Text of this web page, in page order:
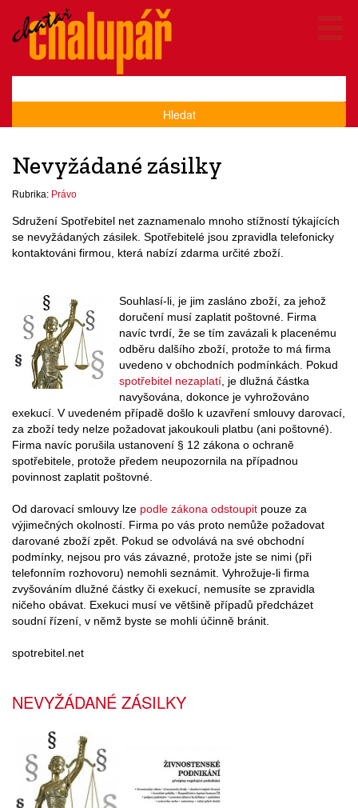
Hledat
Nevyžádané zásilky
Rubrika: Právo
Sdružení Spotřebitel net zaznamenalo mnoho stížností týkajících
se nevyžádaných zásilek. Spotřebitelé jsou zpravidla telefonicky
kontaktováni firmou, která nabízí zdarma určité zboží.
Souhlasí-li, je jim zasláno zboží, za jehož
doručení musí zaplatit poštovné. Firma
navíc tvrdí, že se tím zavázali k placenému
odběru dalšího zboží, protože to má firma
uvedeno v obchodních podmínkách. Pokud
spotřebitel nezaplatí , je dlužná částka
navyšována, dokonce je vyhrožováno
exekucí. V uvedeném případě došlo k uzavření smlouvy darovací,
za zboží tedy nelze požadovat jakoukouli platbu (ani poštovné).
Firma navíc porušila ustanovení § 12 zákona o ochraně
spotřebitele, protože předem neupozornila na případnou
povinnost zaplatit poštovné.
Od darovací smlouvy lze podle zákona odstoupit pouze za
výjimečných okolností. Firma po vás proto nemůže požadovat
darované zboží zpět. Pokud se odvolává na své obchodní
podmínky, nejsou pro vás závazné, protože jste se nimi (při
telefonním rozhovoru) nemohli seznámit. Vyhrožuje-li firma
zvyšováním dlužné částky či exekucí, nemusíte se zpravidla
ničeho obávat. Exekuci musí ve většině případů předcházet
soudní řízení, v němž byste se mohli účinně bránit.
spotrebitel.net
NEVYŽÁDANÉ ZÁSILKY